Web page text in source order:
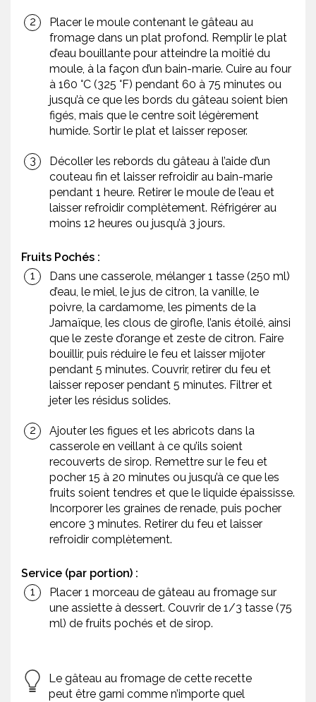
Placer le moule contenant le gâteau au
fromage dans un plat profond. Remplir le plat
d’eau bouillante pour atteindre la moitié du
moule, à la façon d’un bain-marie. Cuire au four
à 160 °C (325 °F) pendant 60 à 75 minutes ou
jusqu’à ce que les bords du gâteau soient bien
figés, mais que le centre soit légèrement
humide. Sortir le plat et laisser reposer.
Décoller les rebords du gâteau à l’aide d’un
couteau fin et laisser refroidir au bain-marie
pendant 1 heure. Retirer le moule de l’eau et
laisser refroidir complètement. Réfrigérer au
moins 12 heures ou jusqu’à 3 jours.
Fruits Pochés :
Dans une casserole, mélanger 1 tasse (250 ml)
d’eau, le miel, le jus de citron, la vanille, le
poivre, la cardamome, les piments de la
Jamaïque, les clous de girofle, l’anis étoilé, ainsi
que le zeste d’orange et zeste de citron. Faire
bouillir, puis réduire le feu et laisser mijoter
pendant 5 minutes. Couvrir, retirer du feu et
laisser reposer pendant 5 minutes. Filtrer et
jeter les résidus solides.
Ajouter les figues et les abricots dans la
casserole en veillant à ce qu’ils soient
recouverts de sirop. Remettre sur le feu et
pocher 15 à 20 minutes ou jusqu’à ce que les
fruits soient tendres et que le liquide épaississe.
Incorporer les graines de renade, puis pocher
encore 3 minutes. Retirer du feu et laisser
refroidir complètement.
Service (par portion) :
Placer 1 morceau de gâteau au fromage sur
une assiette à dessert. Couvrir de 1/3 tasse (75
ml) de fruits pochés et de sirop.
Le gâteau au fromage de cette recette
peut être garni comme n’importe quel